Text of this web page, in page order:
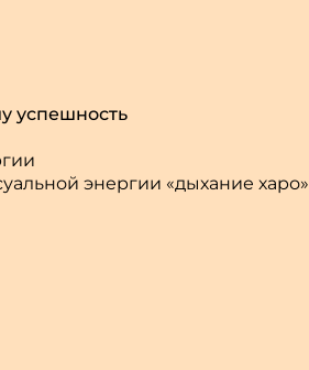
успешность
энергии «дыхание харо»